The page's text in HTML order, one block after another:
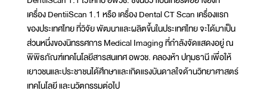
เครื่อง DentiiScan 1.1 หรือ เครื่อง Dental CT Scan เครื่องแรก
ของประเทศไทย ที่วิจัย พัฒนาและผลิตขึ้นในประเทศไทย จะได้มาเป็น
ส่วนหนึ่งของนิทรรศการ Medical Imaging ที่กำลังจัดแสดงอยู่ ณ
พิพิธภัณฑ์เทคโนโลยีสารสนเทศ อพวช. คลองห้า ปทุมธานี เพื่อให้
เยาวชนและประชาชนได้ศึกษาและเกิดแรงบันดาลใจด้านวิทยาศาสตร์
เทคโนโลยี และนวัตกรรมต่อไป